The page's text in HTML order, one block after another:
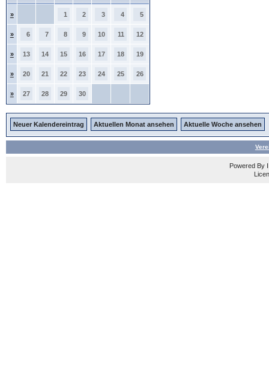
» 1 2 3 4 5
» 6 7 8 9 10 11 12
» 13 14 15 16 17 18 19
» 20 21 22 23 24 25 26
» 27 28 29 30
Neuer Kalendereintrag Aktuellen Monat ansehen Aktuelle Woche ansehen
Powered By